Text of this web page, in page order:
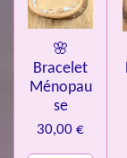
🌸
Bracelet
Ménopau
se
30,00 €